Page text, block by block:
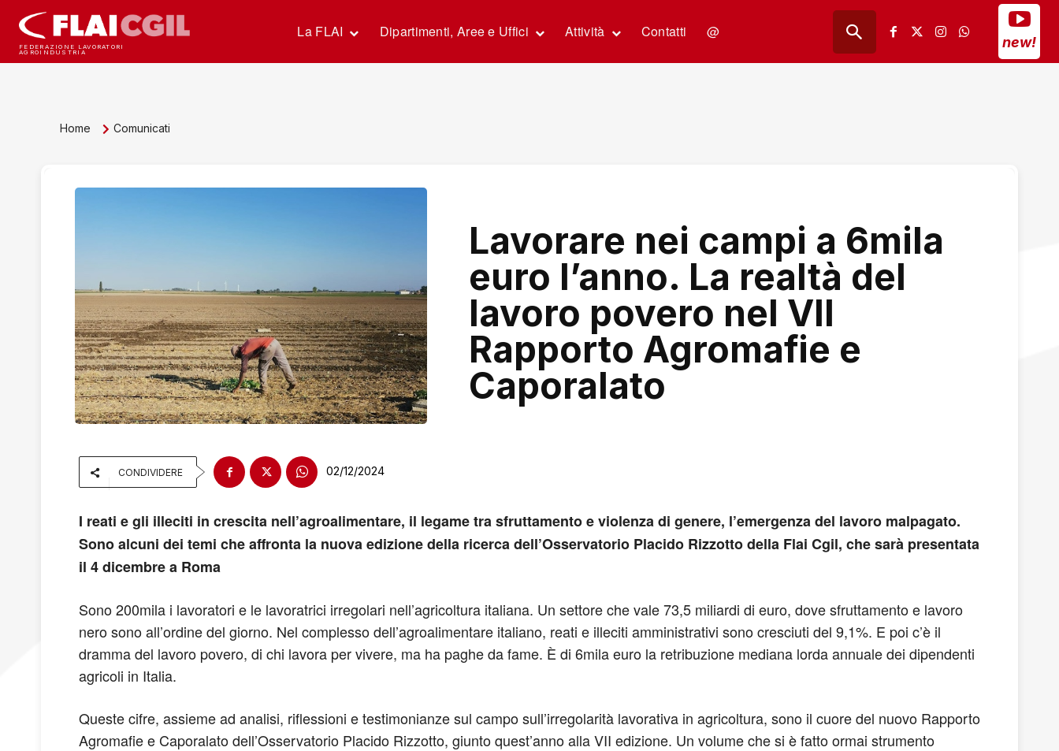
FEDERAZIONE LAVORATORI
AGROINDUSTRIA
La FLAI Dipartimenti, Aree e Uffici Attività Contatti @
new!
Home Comunicati
Lavorare nei campi a 6mila
euro l’anno. La realtà del
lavoro povero nel VII
Rapporto Agromafie e
Caporalato
CONDIVIDERE 02/12/2024
I reati e gli illeciti in crescita nell’agroalimentare, il legame tra sfruttamento e violenza di genere, l’emergenza del lavoro malpagato.
Sono alcuni dei temi che affronta la nuova edizione della ricerca dell’Osservatorio Placido Rizzotto della Flai Cgil, che sarà presentata
il 4 dicembre a Roma
Sono 200mila i lavoratori e le lavoratrici irregolari nell’agricoltura italiana. Un settore che vale 73,5 miliardi di euro, dove sfruttamento e lavoro
nero sono all’ordine del giorno. Nel complesso dell’agroalimentare italiano, reati e illeciti amministrativi sono cresciuti del 9,1%. E poi c’è il
dramma del lavoro povero, di chi lavora per vivere, ma ha paghe da fame. È di 6mila euro la retribuzione mediana lorda annuale dei dipendenti
agricoli in Italia.
Queste cifre, assieme ad analisi, riflessioni e testimonianze sul campo sull’irregolarità lavorativa in agricoltura, sono il cuore del nuovo Rapporto
Agromafie e Caporalato dell’Osservatorio Placido Rizzotto, giunto quest’anno alla VII edizione. Un volume che si è fatto ormai strumento